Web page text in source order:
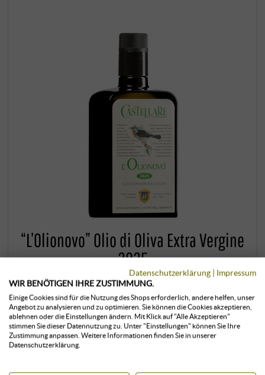
“L’Olionovo” Olio di Oliva Extra Vergine
2025
Castellare di Castellina | Toskana
19,90 €
0,5 l · 39,80 €/l·inkl. USt, zzgl.Versand
Datenschutzerklärung | Impressum
WIR BENÖTIGEN IHRE ZUSTIMMUNG.
Einige Cookies sind für die Nutzung des Shops erforderlich, andere helfen, unser
Angebot zu analysieren und zu optimieren. Sie können die Cookies akzeptieren,
ablehnen oder die Einstellungen ändern. Mit Klick auf "Alle Akzeptieren"
stimmen Sie dieser Datennutzung zu. Unter "Einstellungen" können Sie Ihre
Zustimmung anpassen. Weitere Informationen finden Sie in unserer
Datenschutzerklärung.